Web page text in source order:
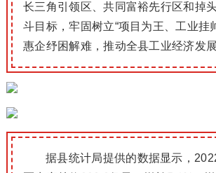
长三角引领 区、共同富裕先行区和掉
斗目标，牢固树立“项目为王、 工业挂
惠企纾困解难，推动全县工业经济发
据县统计局提供的数据显示，